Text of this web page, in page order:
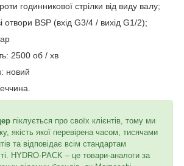
годинникової стрілки від виду валу;
отвори BSP (вхід G3/4 / вихід G1/2);
2500 об / хв
новий
піклується про своїх клієнтів, тому ми
якість якої перевірена часом, тисячами
та відповідає всім стандартам
HYDRO-PACK – це товари-аналоги за